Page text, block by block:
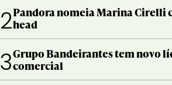
2Pandora nomeia Marina Cirelli
head
3Grupo Bandeirantes tem novo
comercial